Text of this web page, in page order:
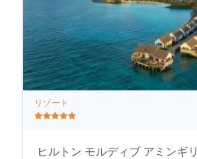
リゾート
ヒルトン モルディブ アミンギ